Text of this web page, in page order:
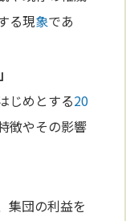
る現象であ
じめとする20
徴やその影響
集団の利益を